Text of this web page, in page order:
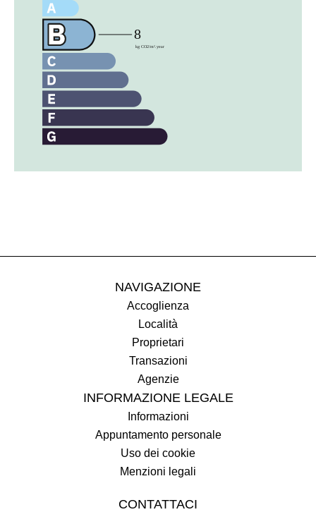
NAVIGAZIONE
Accoglienza
Località
Proprietari
Transazioni
Agenzie
INFORMAZIONE LEGALE
Informazioni
Appuntamento personale
Uso dei cookie
Menzioni legali
CONTATTACI